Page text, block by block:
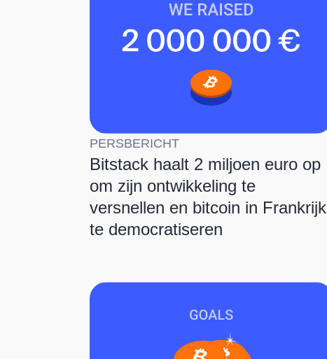
PERSBERICHT
Bitstack haalt 2 miljoen euro op
om zijn ontwikkeling te
versnellen en bitcoin in Frankrijk
te democratiseren